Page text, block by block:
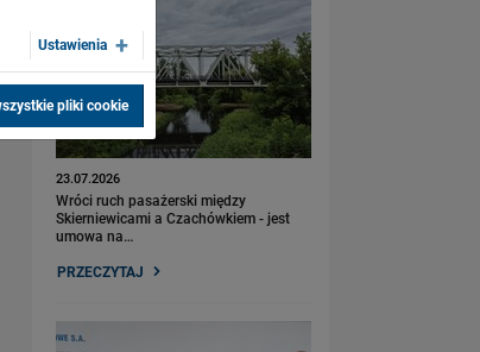
23.07.2026
Wróci ruch pasażerski między
Skierniewicami a Czachówkiem - jest
umowa na…
PRZECZYTAJ
Ustawienia
pliki cookie